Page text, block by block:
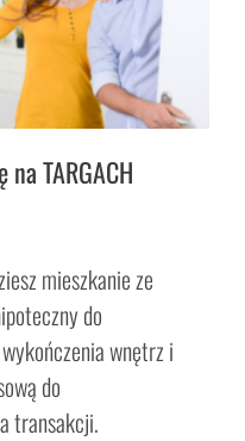
TARGACH
mieszkanie ze
do
wnętrz i
do
transakcji.